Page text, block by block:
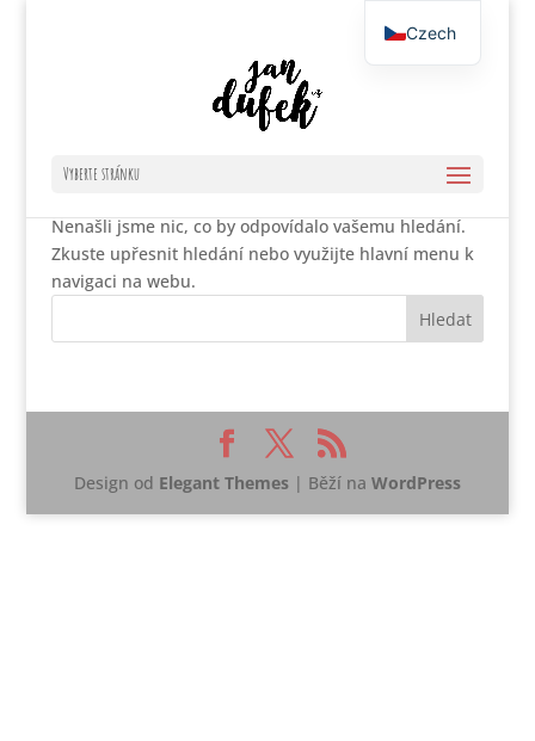
Vyberte stránku
404 - Nenalezeno
Nenašli jsme nic, co by odpovídalo vašemu hledání.
Zkuste upřesnit hledání nebo využijte hlavní menu k
navigaci na webu.
Design od Elegant Themes| Běží na WordPress
Czech